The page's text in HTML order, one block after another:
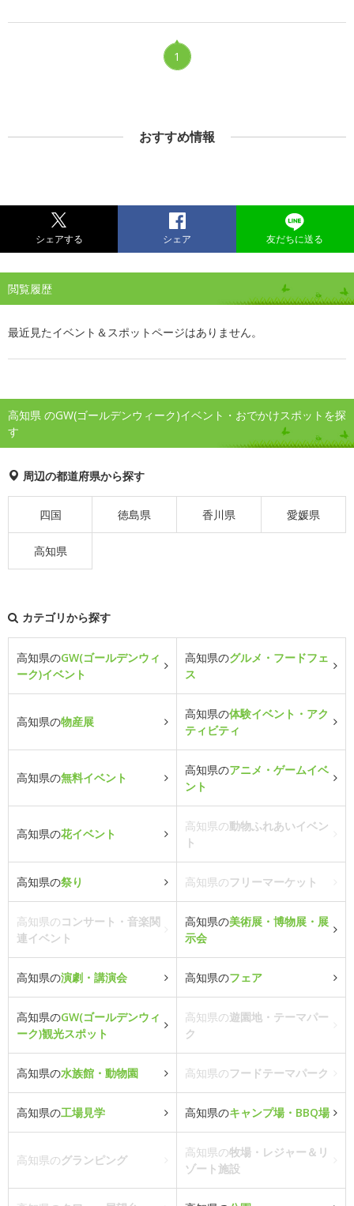
1
おすすめ情報
シェアする シェア 友だちに送る
閲覧履歴
最近見たイベント＆スポットページはありません。
高知県 のGW(ゴールデンウィーク)イベント・おでかけスポットを探
す
周辺の都道府県から探す
四国 徳島県 香川県 愛媛県
高知県
カテゴリから探す
高知県のGW(ゴールデンウィ
ーク)イベント
高知県のグルメ・フードフェ
ス
高知県の物産展
高知県の体験イベント・アク
ティビティ
高知県の無料イベント
高知県のアニメ・ゲームイベ
ント
高知県の花イベント
高知県の動物ふれあいイベン
ト
高知県の祭り 高知県のフリーマーケット
高知県のコンサート・音楽関
連イベント
高知県の美術展・博物展・展
示会
高知県の演劇・講演会 高知県のフェア
高知県のGW(ゴールデンウィ
ーク)観光スポット
高知県の遊園地・テーマパー
ク
高知県の水族館・動物園 高知県のフードテーマパーク
高知県の工場見学 高知県のキャンプ場・BBQ場
高知県のグランピング
高知県の牧場・レジャー＆リ
ゾート施設